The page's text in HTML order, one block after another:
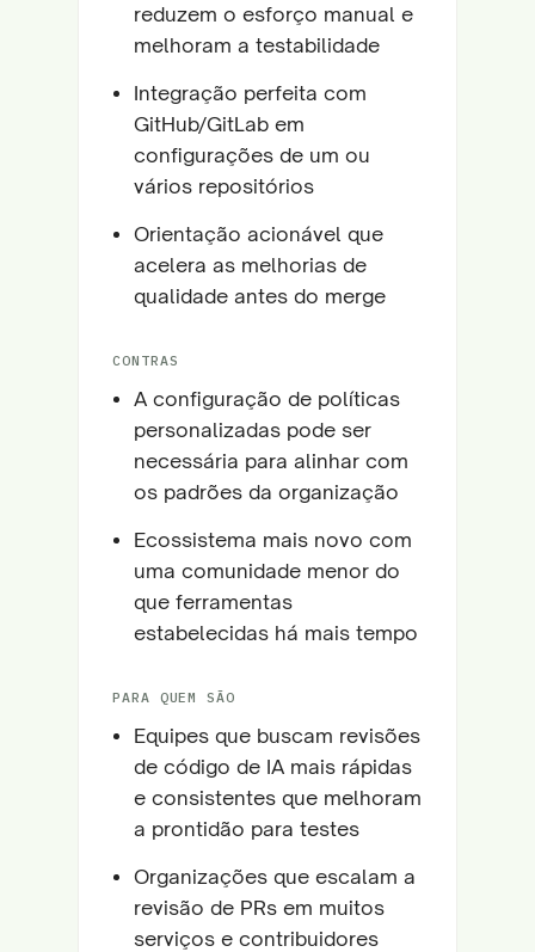
reduzem o esforço manual e
melhoram a testabilidade
Integração perfeita com
GitHub/GitLab em
configurações de um ou
vários repositórios
Orientação acionável que
acelera as melhorias de
qualidade antes do merge
CONTRAS
A configuração de políticas
personalizadas pode ser
necessária para alinhar com
os padrões da organização
Ecossistema mais novo com
uma comunidade menor do
que ferramentas
estabelecidas há mais tempo
PARA QUEM SÃO
Equipes que buscam revisões
de código de IA mais rápidas
e consistentes que melhoram
a prontidão para testes
Organizações que escalam a
revisão de PRs em muitos
serviços e contribuidores